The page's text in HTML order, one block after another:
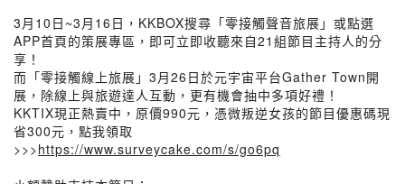
3月10日~3月16日，KKBOX搜尋「零接觸聲音旅展」或點選
APP首頁的策展專區，即可立即收聽來自21組節目主持人的分
享！
而「零接觸線上旅展」3月26日於元宇宙平台Gather Town開
展，除線上與旅遊達人互動，更有機會抽中多項好禮！
KKTIX現正熱賣中，原價990元，憑微叛逆女孩的節目優惠碼現
省300元，點我領取
>>>https://www.surveycake.com/s/go6pq